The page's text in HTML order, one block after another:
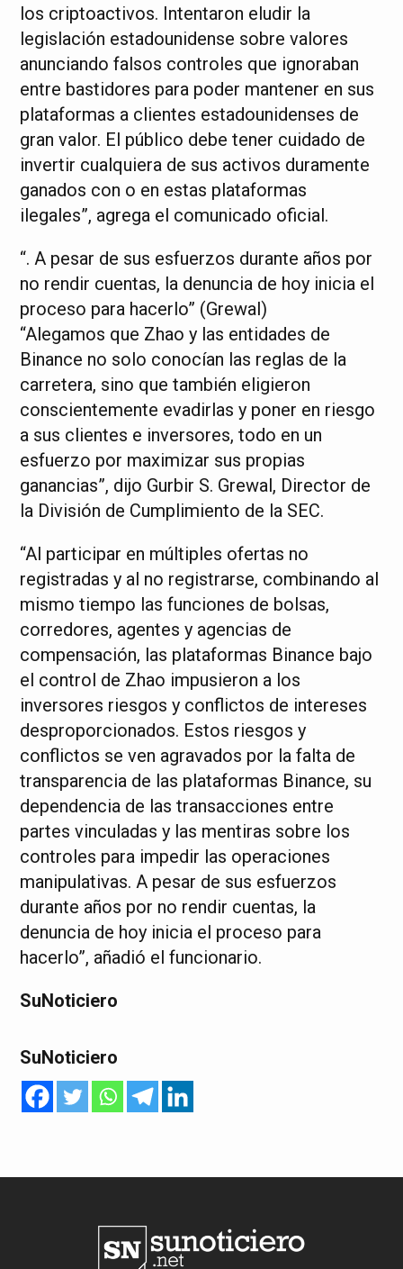
los criptoactivos. Intentaron eludir la
legislación estadounidense sobre valores
anunciando falsos controles que ignoraban
entre bastidores para poder mantener en sus
plataformas a clientes estadounidenses de
gran valor. El público debe tener cuidado de
invertir cualquiera de sus activos duramente
ganados con o en estas plataformas
ilegales”, agrega el comunicado oficial.
“. A pesar de sus esfuerzos durante años por
no rendir cuentas, la denuncia de hoy inicia el
proceso para hacerlo” (Grewal)
“Alegamos que Zhao y las entidades de
Binance no solo conocían las reglas de la
carretera, sino que también eligieron
conscientemente evadirlas y poner en riesgo
a sus clientes e inversores, todo en un
esfuerzo por maximizar sus propias
ganancias”, dijo Gurbir S. Grewal, Director de
la División de Cumplimiento de la SEC.
“Al participar en múltiples ofertas no
registradas y al no registrarse, combinando al
mismo tiempo las funciones de bolsas,
corredores, agentes y agencias de
compensación, las plataformas Binance bajo
el control de Zhao impusieron a los
inversores riesgos y conflictos de intereses
desproporcionados. Estos riesgos y
conflictos se ven agravados por la falta de
transparencia de las plataformas Binance, su
dependencia de las transacciones entre
partes vinculadas y las mentiras sobre los
controles para impedir las operaciones
manipulativas. A pesar de sus esfuerzos
durante años por no rendir cuentas, la
denuncia de hoy inicia el proceso para
hacerlo”, añadió el funcionario.
SuNoticiero
SuNoticiero